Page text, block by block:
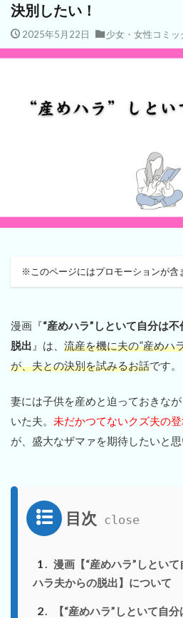
決別したい！
2025年5月22日 少女・女性コミッ
※このページにはプロモーションが含
漫画『“産めハラ”しといて自分は
脱出 』は、 流産を機に夫の”産めハ
が、夫との決別を試みるお話です。
妻には子供を産めと迫っておきな
いた夫。 未だかつてないクズ夫の
が、盛大なザマァを期待したいと思
目次
1
漫画【“産めハラ”しとい
ハラ夫からの脱出】について
2
【“産めハラ”しといて自